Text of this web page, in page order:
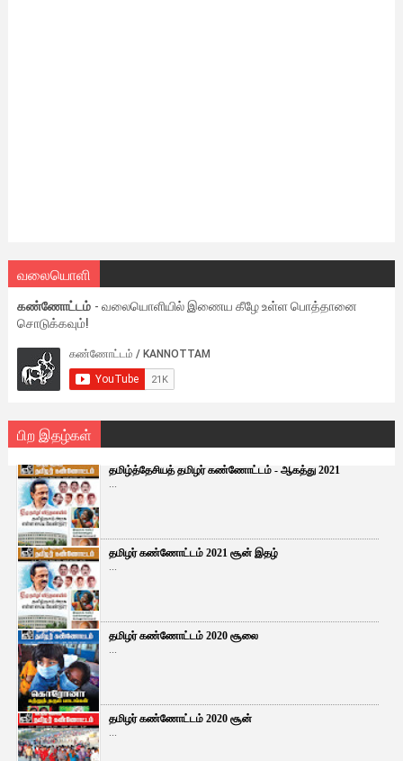
வலையொளி
கண்ணோட்டம் - வலையொளியில் இணைய கீழே உள்ள பொத்தானை
சொடுக்கவும்!
பிற இதழ்கள்
தமிழ்த்தேசியத் தமிழர் கண்ணோட்டம் - ஆகத்து 2021
...
தமிழர் கண்ணோட்டம் 2021 சூன் இதழ்
...
தமிழர் கண்ணோட்டம் 2020 சூலை
...
தமிழர் கண்ணோட்டம் 2020 சூன்
...